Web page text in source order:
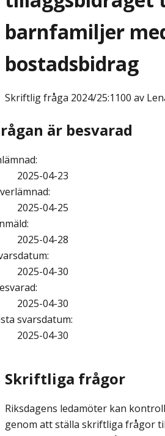
barnfamiljer
bostadsbidrag
Skriftlig fråga 2024/25:1100 av
är besvarad
:
2025-04-23
:
2025-04-25
:
2025-04-28
:
2025-04-30
:
2025-04-30
svarsdatum:
2025-04-30
Skriftliga frågor
Riksdagens ledamöter kan
genom att ställa skriftliga frågor